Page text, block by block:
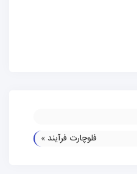
فلوچارت فرآیند »